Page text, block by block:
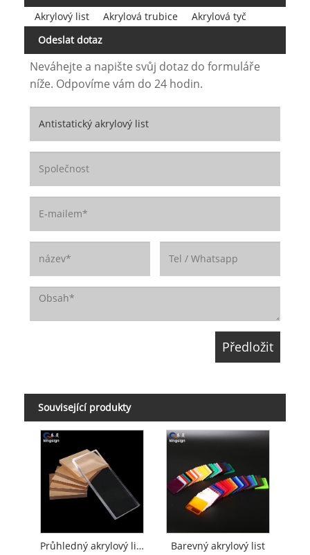
Akrylový list
Akrylová trubice
Akrylová tyč
Odeslat dotaz
Neváhejte a napište svůj dotaz do formuláře
níže. Odpovíme vám do 24 hodin.
Související produkty
Průhledný akrylový list Barevný akrylový list